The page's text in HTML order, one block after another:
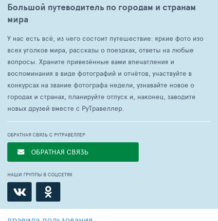
Большой путеводитель по городам и странам
мира
У нас есть всё, из чего состоит путешествие: яркие фото изо
всех уголков мира, рассказы о поездках, ответы на любые
вопросы. Храните привезённые вами впечатления и
воспоминания в виде фотографий и отчётов, участвуйте в
конкурсах на звание фотографа недели, узнавайте новое о
городах и странах, планируйте отпуск и, наконец, заводите
новых друзей вместе с РуТравеллер.
ОБРАТНАЯ СВЯЗЬ С РУТРАВЕЛЛЕР
ОБРАТНАЯ СВЯЗЬ
НАШИ ГРУППЫ В СОЦСЕТЯХ